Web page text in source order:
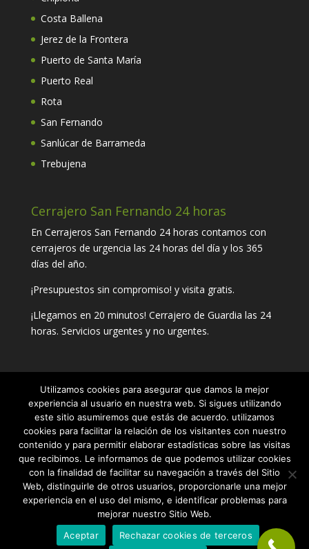
Costa Ballena
Jerez de la Frontera
Puerto de Santa María
Puerto Real
Rota
San Fernando
Sanlúcar de Barrameda
Trebujena
Cerrajero San Fernando 24 horas
En Cerrajeros San Fernando 24 horas contamos con
cerrajeros de urgencia las 24 horas del día y los 365
días del año.
¡Presupuestos sin compromiso! y visita gratis.
¡Llegamos en 20 minutos! Cerrajero de Guardia las 24
horas. Servicios urgentes y no urgentes.
Contacta con tu cerrajero de confianza
Teléfono:654 22 57 54
Todos los derechos reservados · Aviso Legal ·
Utilizamos cookies para asegurar que damos la mejor
experiencia al usuario en nuestra web. Si sigues utilizando
este sitio asumiremos que estás de acuerdo. utilizamos
cookies para facilitar la relación de los visitantes con nuestro
contenido y para permitir elaborar estadísticas sobre las visitas
que recibimos. Le informamos de que podemos utilizar cookies
con la finalidad de facilitar su navegación a través del Sitio
Web, distinguirle de otros usuarios, proporcionarle una mejor
experiencia en el uso del mismo, e identificar problemas para
mejorar nuestro Sitio Web.
Aceptar
Rechazar cookies de terceros